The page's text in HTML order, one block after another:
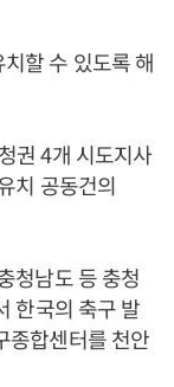
할 수 있도록 해
권 4개 시도지사
치 공동건의
청남도 등 충청
한국의 축구 발
종합센터를 천안